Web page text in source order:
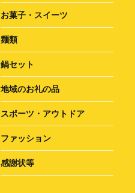
お菓子・スイーツ
麺類
鍋セット
地域のお礼の品
スポーツ・アウトドア
ファッション
感謝状等